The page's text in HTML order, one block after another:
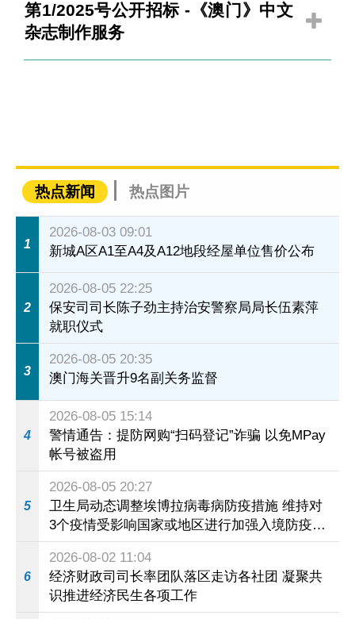
第1/2025号公开招标 -《澳门》中文
杂志制作服务
热点新闻 热点图片
1
2026-08-03 09:01
新城A区A1至A4及A12地段经屋单位售价公布
2
2026-08-05 22:25
保安司司长陈子劲主持治安警察局局长伍素萍
就职仪式
3
2026-08-05 20:35
澳门海关晋升9名副关务监督
4
2026-08-05 15:14
警情通告：提防网购“扫码登记”诈骗 以免MPay
帐号被盗用
5
2026-08-05 20:27
卫生局动态调整埃博拉病毒病防疫措施 维持对
3个疫情受影响国家或地区进行加强入境防疫措
施
6
2026-08-02 11:04
经济财政司司长率团队落区走访各社团 凝聚共
识推进经济民生各项工作